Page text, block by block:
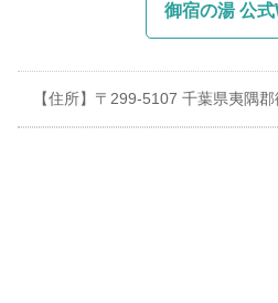
御宿の湯 公
【住所】〒299-5107 千葉県夷隅